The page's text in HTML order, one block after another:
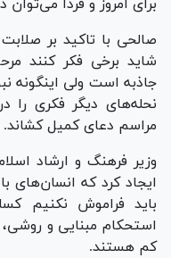
برای امروز و فردا
صالحی با تاکید بر
شاید برخی فکر کنند
جاذبه است ولی اینگونه
نحله‌های دیگر فکری را
مراسم دعای کمیل کشاند.
وزیر فرهنگ و ارشاد
ایجاد کرد که انسان‌های
باید فراموش نکنیم
استحکام مبنایی و روشی،
کم هستند.